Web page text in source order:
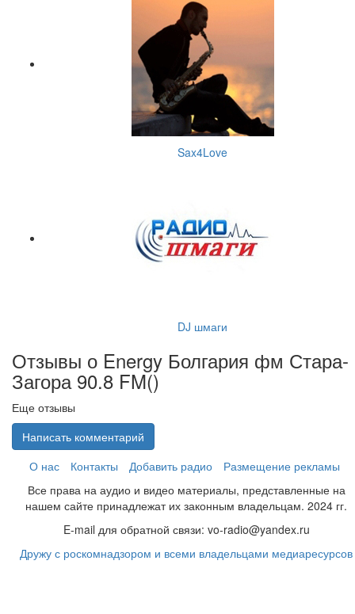
Sax4Love
DJ шмаги
Отзывы о Energy Болгария фм Стара-
Загора 90.8 FM()
Еще отзывы
Написать комментарий
О нас
Контакты Добавить радио
Размещение рекламы
Все права на аудио и видео материалы, представленные на
нашем сайте принадлежат их законным владельцам. 2024 гг.
E-mail для обратной связи: vo-radio@yandex.ru
Дружу с роскомнадзором и всеми владельцами медиаресурсов